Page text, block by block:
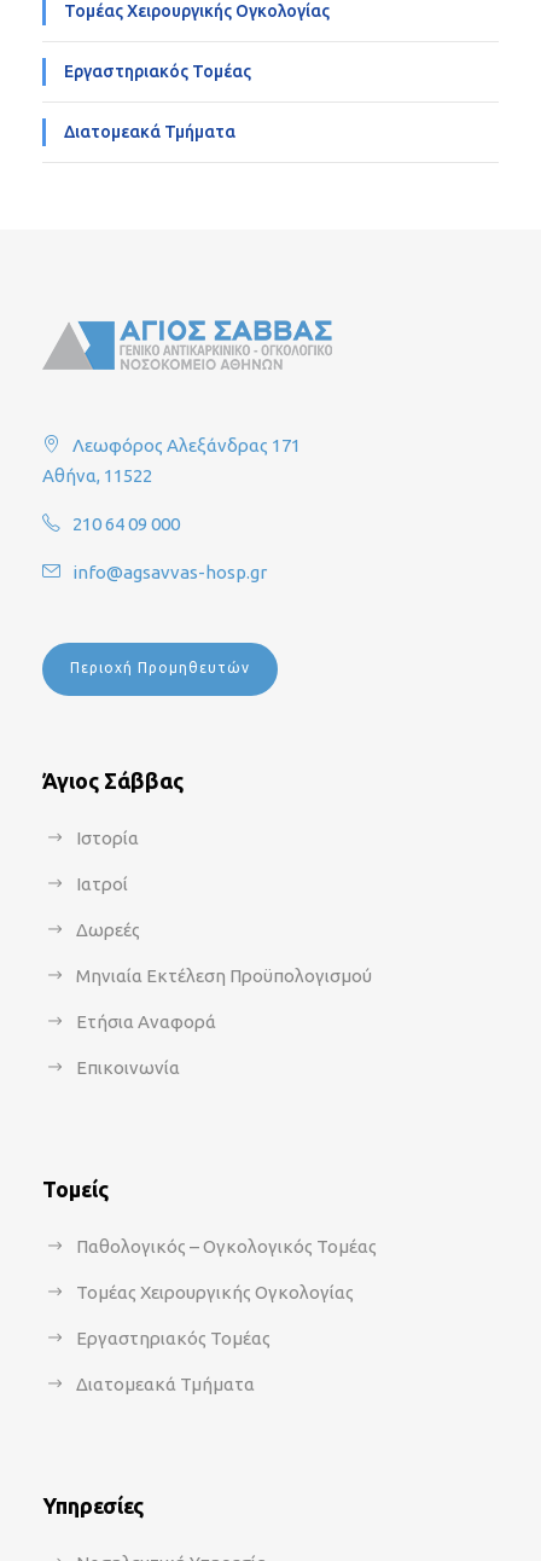
Τομέας Χειρουργικής Ογκολογίας
Εργαστηριακός Τομέας
Διατομεακά Τμήματα
Λεωφόρος Αλεξάνδρας 171
Αθήνα, 11522
210 64 09 000
info@agsavvas-hosp.gr
Περιοχή Προμηθευτών
Άγιος Σάββας
Ιστορία
Ιατροί
Δωρεές
Μηνιαία Εκτέλεση Προϋπολογισμού
Ετήσια Αναφορά
Επικοινωνία
Τομείς
Παθολογικός – Ογκολογικός Τομέας
Τομέας Χειρουργικής Ογκολογίας
Εργαστηριακός Τομέας
Διατομεακά Τμήματα
Υπηρεσίες